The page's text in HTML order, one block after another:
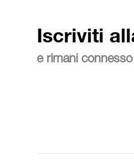
Iscriviti
e rimani